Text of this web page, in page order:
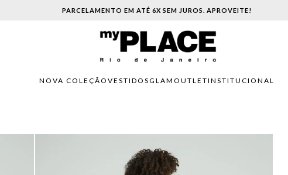
PARCELAMENTO EM ATÉ 6X SEM JUROS. APROVEITE!
NOVA COLEÇÃO VESTIDOSGLAM OUTLETINSTITUCIONAL